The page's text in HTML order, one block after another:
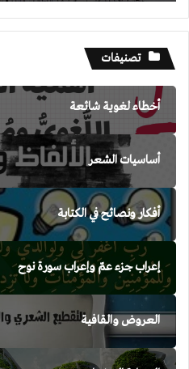
تصنيفات
أخطاء لغوية شائعة
أساسيات الشعر
أفكار ونصائح في الكتابة
إعراب جزء عمّ وإعراب سورة نوح
العروض والقافية